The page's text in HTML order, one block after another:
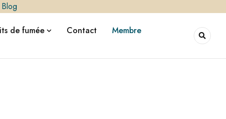
Blog
de fumée Contact Membre